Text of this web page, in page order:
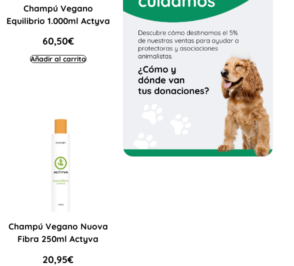
Champú Vegano
Equilibrio 1.000ml Actyva
60,50€
Añadir al carrito
Champú Vegano Nuova
Fibra 250ml Actyva
20,95€